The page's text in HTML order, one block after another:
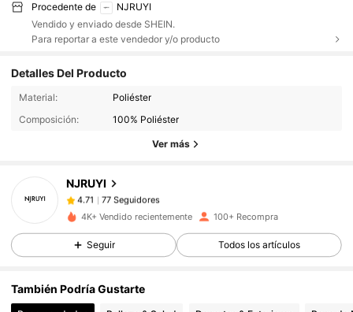
Procedente de
NJRUYI
Vendido y enviado desde SHEIN.
Para reportar a este vendedor y/o producto
Detalles Del Producto
Material:
Poliéster
Composición:
100% Poliéster
Ver más
NJRUYI
77 Seguidores
77 Seguidores
4.71 77 Seguidores
4.71 77 Seguidores
4.71
4K+ Vendido recientemente 100+ Recompra
Seguir Todos los artículos
También Podría Gustarte